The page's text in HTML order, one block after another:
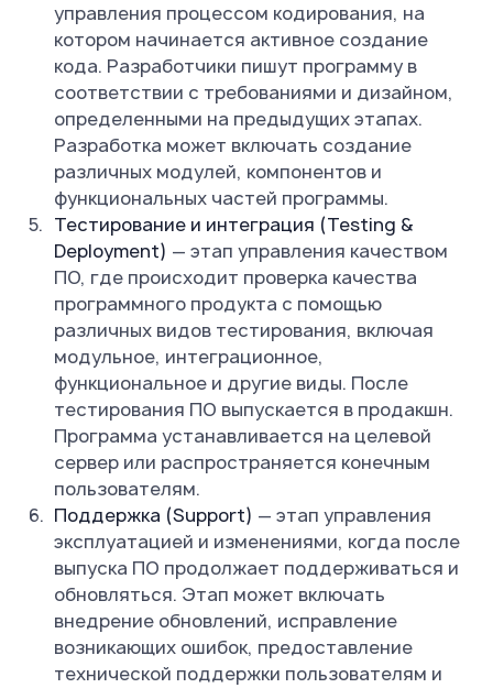
управления процессом кодирования, на
котором начинается активное создание
кода. Разработчики пишут программу в
соответствии с требованиями и дизайном,
определенными на предыдущих этапах.
Разработка может включать создание
различных модулей, компонентов и
функциональных частей программы.
Тестирование и интеграция (Testing &
Deployment) — этап управления качеством
ПО, где происходит проверка качества
программного продукта с помощью
различных видов тестирования, включая
модульное, интеграционное,
функциональное и другие виды. После
тестирования ПО выпускается в продакшн.
Программа устанавливается на целевой
сервер или распространяется конечным
пользователям.
Поддержка (Support) — этап управления
эксплуатацией и изменениями, когда после
выпуска ПО продолжает поддерживаться и
обновляться. Этап может включать
внедрение обновлений, исправление
возникающих ошибок, предоставление
технической поддержки пользователям и